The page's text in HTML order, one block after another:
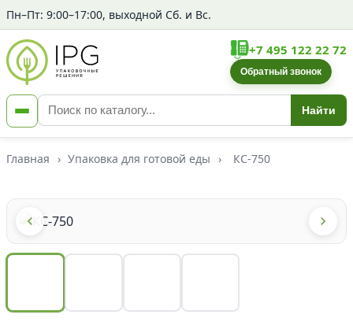
Пн–Пт: 9:00–17:00, выходной Сб. и Вс.
Найти
+7 495 122 22 72
Обратный звонок
Главная › Упаковка для готовой еды › КС-750